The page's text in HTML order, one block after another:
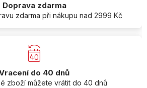
Doprava zdarma
zdarma při nákupu nad 2999 Kč
do 40 dnů
zboží můžete vrátit do 40 dnů